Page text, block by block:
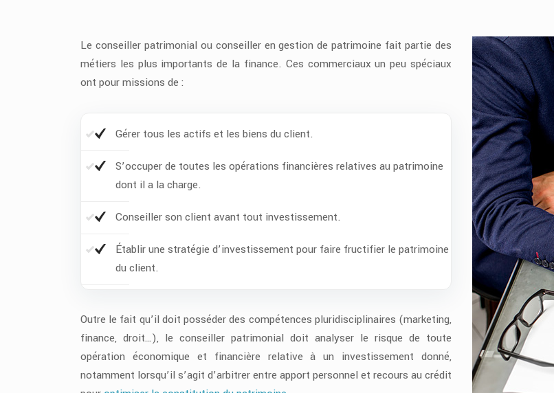
Le conseiller patrimonial ou conseiller en gestion de patrimoine fait partie des
métiers les plus importants de la finance. Ces commerciaux un peu spéciaux
ont pour missions de :
Gérer tous les actifs et les biens du client.
S’occuper de toutes les opérations financières relatives au patrimoine
dont il a la charge.
Conseiller son client avant tout investissement.
Établir une stratégie d’investissement pour faire fructifier le patrimoine
du client.
Outre le fait qu’il doit posséder des compétences pluridisciplinaires (marketing,
finance, droit…), le conseiller patrimonial doit analyser le risque de toute
opération économique et financière relative à un investissement donné,
notamment lorsqu’il s’agit d’arbitrer entre apport personnel et recours au crédit